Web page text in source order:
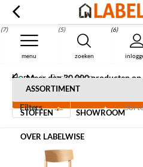
zoeken
(5) (6)
menu
(7)
Menu
Meer dan 30.000 producten op
ASSORTIMENT
STOFFEN SHOWROOM
OVER LABELWISE
Home Barkrukken
Barkrukken
Filters